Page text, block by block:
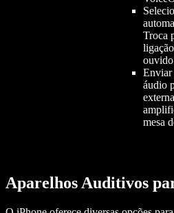
Troca
áudio
mesa
Aparelhos Auditivos